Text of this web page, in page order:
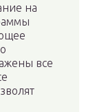
на
все